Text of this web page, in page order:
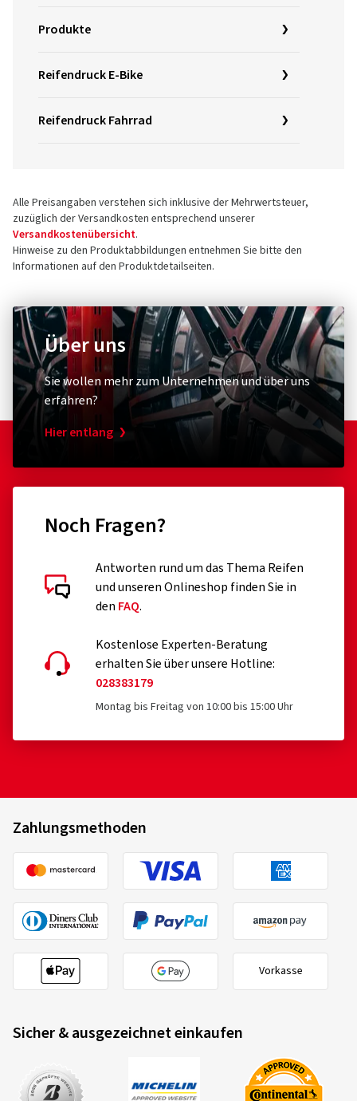
Produkte
Reifendruck E-Bike
Reifendruck Fahrrad
Alle Preisangaben verstehen sich inklusive der Mehrwertsteuer,
zuzüglich der Versandkosten entsprechend unserer
Versandkostenübersicht.
Hinweise zu den Produktabbildungen entnehmen Sie bitte den
Informationen auf den Produktdetailseiten.
Über uns
Sie wollen mehr zum Unternehmen und über uns
erfahren?
Hier entlang
Noch Fragen?
Antworten rund um das Thema Reifen
und unseren Onlineshop finden Sie in
den FAQ.
Kostenlose Experten-Beratung
erhalten Sie über unsere Hotline:
028383179
Montag bis Freitag von 10:00 bis 15:00 Uhr
Zahlungsmethoden
Vorkasse
Sicher & ausgezeichnet einkaufen